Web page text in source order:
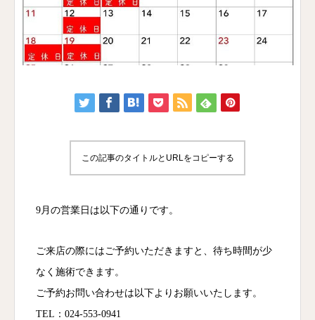
この記事のタイトルとURLをコピーする
9月の営業日は以下の通りです。
ご来店の際にはご予約いただきますと、待ち時間が少
なく施術できます。
ご予約お問い合わせは以下よりお願いいたします。
TEL：024-553-0941